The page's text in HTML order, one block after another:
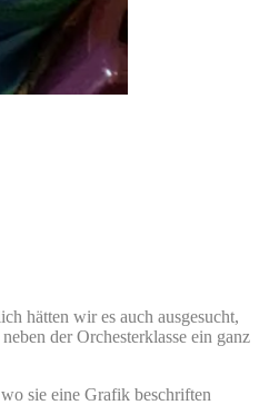
hätten wir es auch ausgesucht,
der Orchesterklasse ein ganz
sie eine Grafik beschriften